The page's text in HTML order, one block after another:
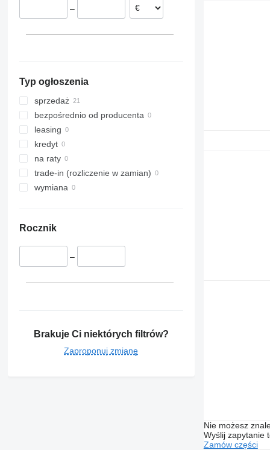
–
Typ ogłoszenia
sprzedaż
bezpośrednio od producenta
leasing
kredyt
na raty
trade-in (rozliczenie w zamian)
wymiana
Rocznik
–
Brakuje Ci niektórych filtrów?
Zaproponuj zmianę
Nie możesz
Wyślij zapytanie
Zamów części